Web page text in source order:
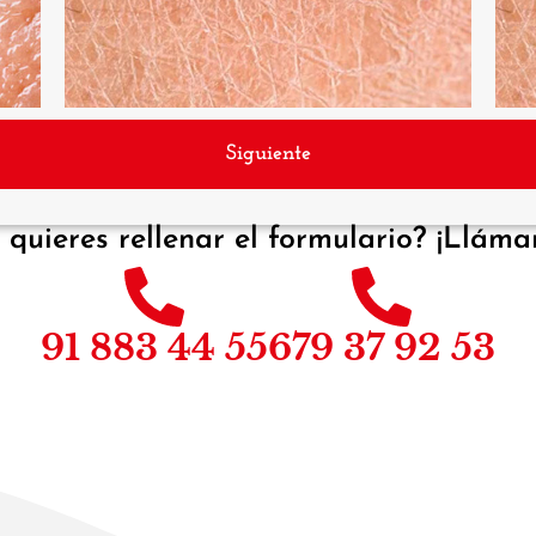
Siguiente
quieres rellenar el formulario?
91 883 44 55679 37 92 53